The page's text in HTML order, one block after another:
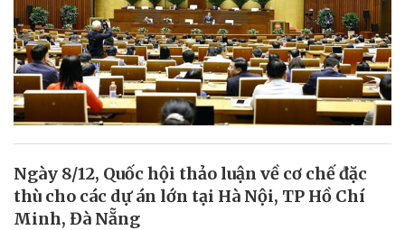
Ngày 8/12, Quốc hội thảo luận về cơ chế đặc
thù cho các dự án lớn tại Hà Nội, TP Hồ Chí
Minh, Đà Nẵng